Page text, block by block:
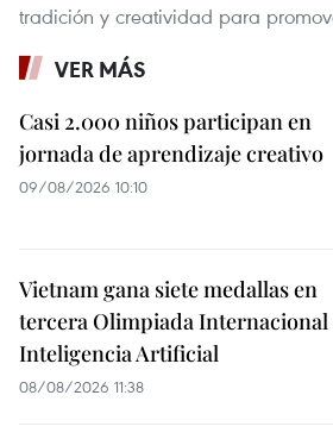
tradición y creatividad para
VER MÁS
Casi 2.000 niños participan en
jornada de aprendizaje creativo
09/08/2026 10:10
Vietnam gana siete medallas en
tercera Olimpiada Internacional
Inteligencia Artificial
08/08/2026 11:38